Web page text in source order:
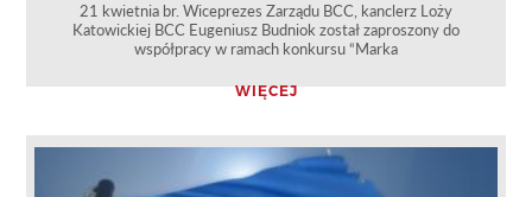
21 kwietnia br. Wiceprezes Zarządu BCC, kanclerz Loży
Katowickiej BCC Eugeniusz Budniok został zaproszony do
współpracy w ramach konkursu “Marka
WIĘCEJ